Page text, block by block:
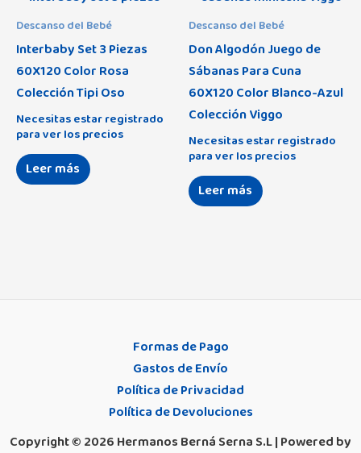
Descanso del Bebé
Interbaby Set 3 Piezas
60X120 Color Rosa
Colección Tipi Oso
Necesitas estar registrado
para ver los precios
Leer más
Descanso del Bebé
Don Algodón Juego de
Sábanas Para Cuna
60X120 Color Blanco-Azul
Colección Viggo
Necesitas estar registrado
para ver los precios
Leer más
Formas de Pago
Gastos de Envío
Política de Privacidad
Política de Devoluciones
Copyright © 2026 Hermanos Berná Serna S.L | Powered by